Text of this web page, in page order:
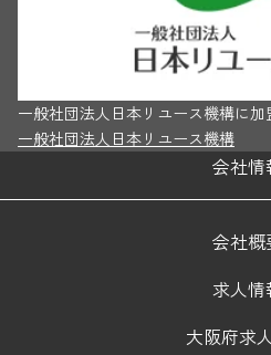
一般社団法人日本リユース機構に加
一般社団法人日本リユース機構
会社情
会社概
求人情
大阪府求